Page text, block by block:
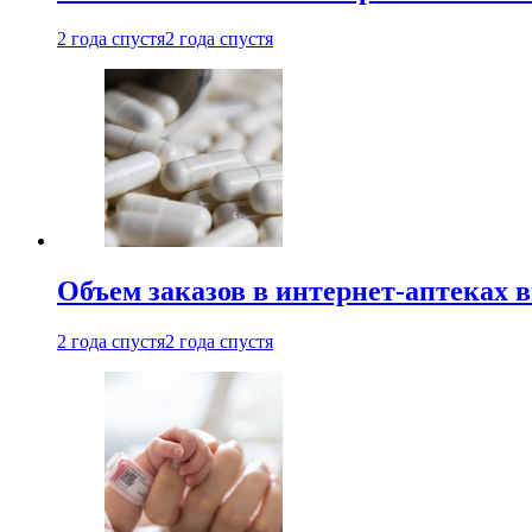
2 года спустя2 года спустя
Объем заказов в интернет-аптеках
2 года спустя2 года спустя